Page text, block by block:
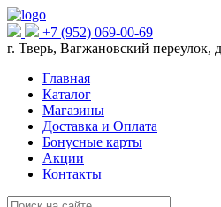
+7 (952) 069-00-69
г. Тверь, Вагжановский переулок,
Главная
Каталог
Магазины
Доставка и Оплата
Бонусные карты
Акции
Контакты